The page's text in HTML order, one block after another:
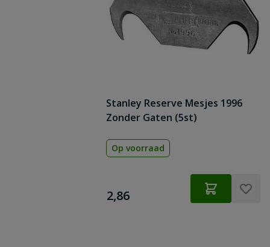
Stanley Reserve Mesjes 1996
Zonder Gaten (5st)
Op voorraad
€
2,86